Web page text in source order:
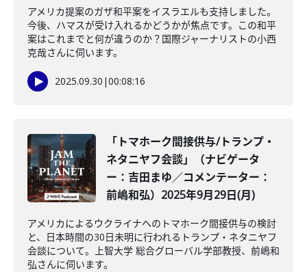
アメリカ提案のガザ和平案をイスラエルも支持しました。
今後、ハマスが受け入れるかどうかが焦点です。この和平
案はこれまでと何が違うのか？国際ジャーナリストの小西
克哉さんに伺います。
2025.09.30 |00:08:16
「トマホーク間接供与/トランプ・
ネタニヤフ会談」（ナビゲータ
ー：吉田まゆ／コメンテーター：
前嶋和弘）2025年9月29日(月)
アメリカによるウクライナへのトマホーク間接供与の検討
と、日本時間の30日未明に行われるトランプ・ネタニヤフ
会談について。上智大学 総合グローバル学部教授、前嶋和
弘さんに伺います。